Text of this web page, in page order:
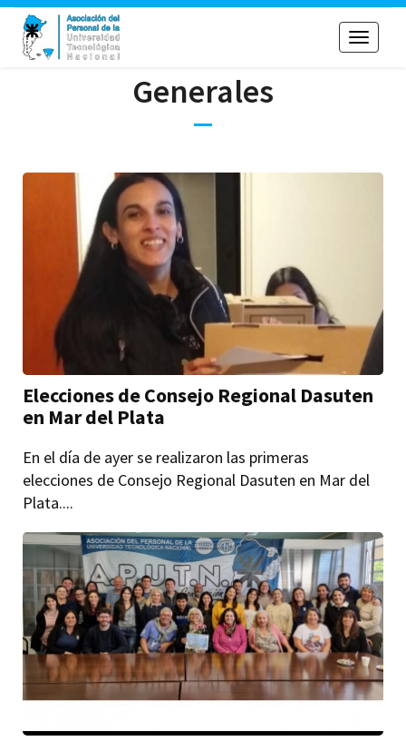
Toggle
Generales
Elecciones de Consejo Regional Dasuten
en Mar del Plata
En el día de ayer se realizaron las primeras
elecciones de Consejo Regional Dasuten en Mar del
Plata....